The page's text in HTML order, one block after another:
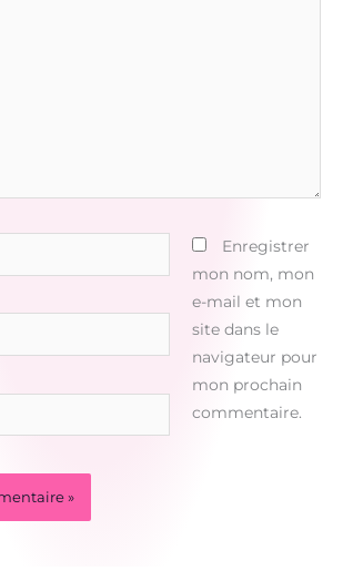
Enregistrer
mon nom, mon
e-mail et mon
site dans le
navigateur pour
mon prochain
commentaire.